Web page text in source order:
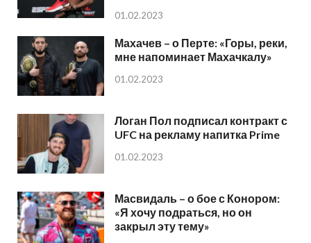
01.02.2023
Махачев – о Перте: «Горы, реки,
мне напоминает Махачкалу»
01.02.2023
Логан Пол подписал контракт с
UFC на рекламу напитка Prime
01.02.2023
Масвидаль – о бое с Конором:
«Я хочу подраться, но он
закрыл эту тему»